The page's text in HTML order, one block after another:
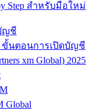
Step สำหรับมือใหม่
ญชี
ขั้นตอนการเปิดบัญชี
xm Global) 2025
Global